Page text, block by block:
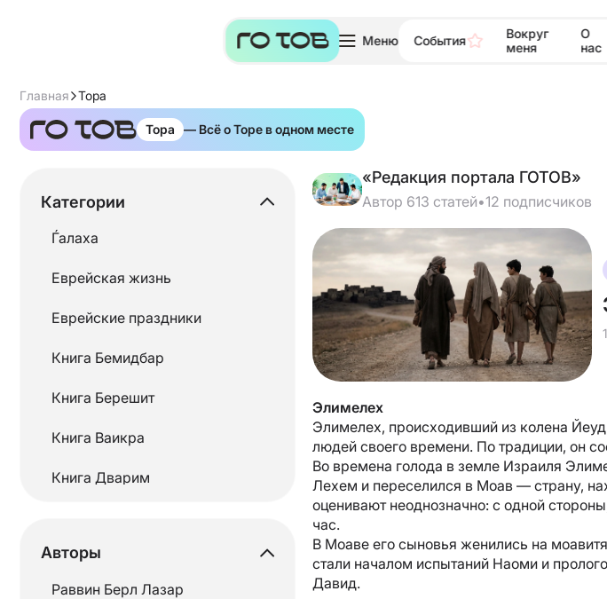
Меню События
Вокруг
меня
О
нас
Главная Тора
Тора — Всё о Торе в одном месте
Категории
Ѓалаха
Еврейская жизнь
Еврейские праздники
Книга Бемидбар
Книга Берешит
Книга Ваикра
Книга Дварим
Месяцы еврейского
Авторы
Раввин Берл Лазар
«Редакция портала ГОТОВ»
Автор 613 статей•12 подписчиков
Элимелех
Элимелех, происходивший из колена
людей своего времени. По традиции, он
Во времена голода в земле Израиля
Лехем и переселился в Моав — страну,
оценивают неоднозначно: с одной
час.
В Моаве его сыновья женились на
стали началом испытаний Наоми и
Давид.